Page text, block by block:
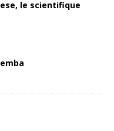
le scientifique